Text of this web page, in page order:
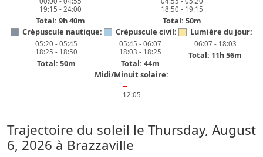
19:15 - 24:00
Total: 9h 40m
18:50 - 19:15
Total: 50m
Crépuscule nautique:
05:20 - 05:45
18:25 - 18:50
Total: 50m
Crépuscule civil:
05:45 - 06:07
18:03 - 18:25
Total: 44m
Lumière du jour:
06:07 - 18:03
Total: 11h 56m
Midi/Minuit solaire:
━
12:05
Trajectoire du soleil le Thursday, August
6, 2026 à Brazzaville